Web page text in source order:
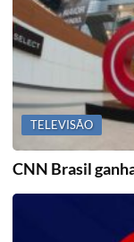
TELEVISÃO
CNN Brasil